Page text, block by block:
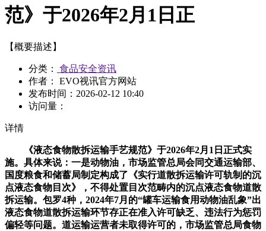
范》于2026年2月1日正
【概要描述】
分类：
食品安全资讯
作者： EVO视讯官方网站
发布时间： 2026-02-12 10:40
访问量：
详情
《液态食物散拆运输手艺规范》于2026年2月1日正式实
施。具体来说：一是动物油，市场监管总局会同交通运输部、
国度粮食和储蓄局制定构成了《实行道散拆运输许可轨制的沉
点液态食物目次》，不得处置目次范畴内的沉点液态食物道散
拆运输。包罗4种，2024年7月的“罐车运输食用动物油乱象”出
液态食物道散拆运输环节存正在准入许可缺乏、违法行为惩罚
偏轻等问题。道运输运营者未取得许可的，市场监管总局食物